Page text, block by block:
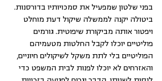
בפני שלטון שמפעיל את סמכויותיו בדורסנות.
ביטולה יקנה לממשלה שיקול דעת מוחלט
ויפטור אותה מביקורת שיפוטית. גורמים
פוליטיים יוכלו לקבל החלטות מטעמיהם
הפוליטיים בלי לתת משקל לשיקולים חיוניים,
והאזרחים לא יוכלו לפנות לבית המשפט כדי